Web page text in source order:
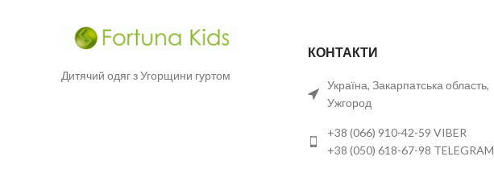
Дитячий одяг з Угорщини гуртом
КОНТАКТИ
Україна, Закарпатська область,
Ужгород
+38 (066) 910-42-59 VIBER
+38 (050) 618-67-98 TELEGRAM